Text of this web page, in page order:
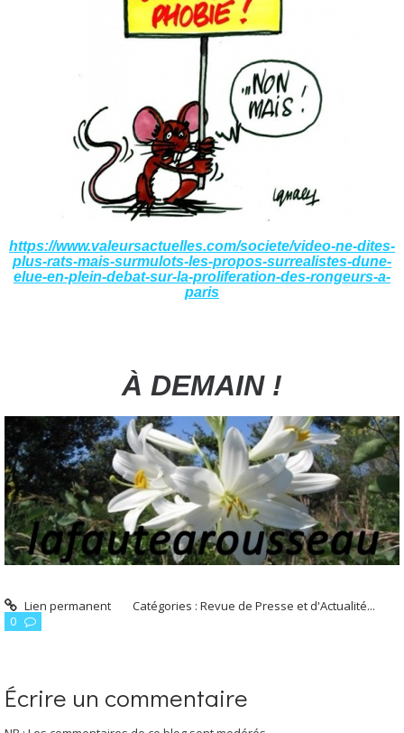
https://www.valeursactuelles.com/societe/video-ne-dites-
plus-rats-mais-surmulots-les-propos-surrealistes-dune-
elue-en-plein-debat-sur-la-proliferation-des-rongeurs-a-
paris
À DEMAIN !
Lien permanent Catégories :Revue de Presse et d'Actualité...
0
Écrire un commentaire